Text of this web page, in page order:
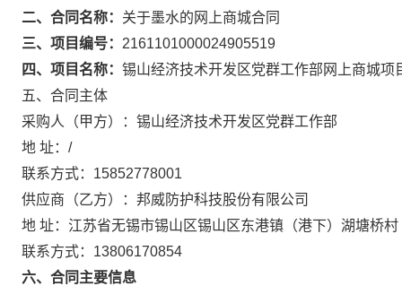
二、合同名称： 关于墨水的网上商城合同
三、项目编号： 2161101000024905519
四、项目名称： 锡山经济技术开发区党群工作部网上商城项
五、合同主体
采购人（甲方）： 锡山经济技术开发区党群工作部
地 址： /
联系方式： 15852778001
供应商（乙方）： 邦威防护科技股份有限公司
地 址： 江苏省无锡市锡山区锡山区东港镇（港下）湖塘桥村
联系方式： 13806170854
六、合同主要信息